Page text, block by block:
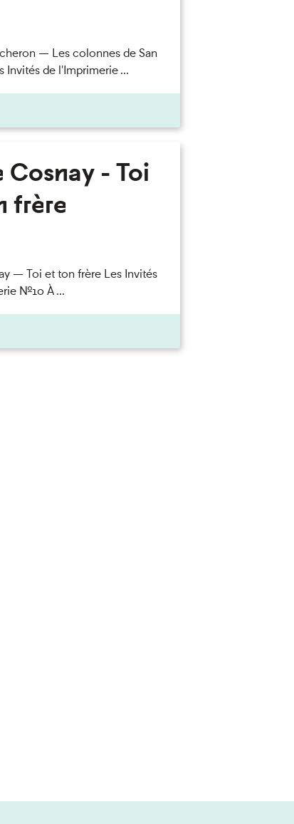
— Les colonnes de San
Invités de l'Imprimerie ...
Cosnay - Toi
frère
— Toi et ton frère Les Invités
n°10 À ...